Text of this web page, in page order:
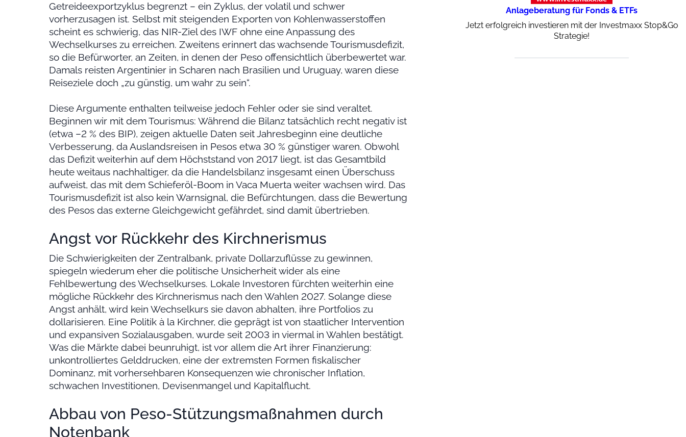
Getreideexportzyklus begrenzt – ein Zyklus, der volatil und schwer
vorherzusagen ist. Selbst mit steigenden Exporten von Kohlenwasserstoffen
scheint es schwierig, das NIR-Ziel des IWF ohne eine Anpassung des
Wechselkurses zu erreichen. Zweitens erinnert das wachsende Tourismusdefizit,
so die Befürworter, an Zeiten, in denen der Peso offensichtlich überbewertet war.
Damals reisten Argentinier in Scharen nach Brasilien und Uruguay, waren diese
Reiseziele doch „zu günstig, um wahr zu sein“.
Diese Argumente enthalten teilweise jedoch Fehler oder sie sind veraltet.
Beginnen wir mit dem Tourismus: Während die Bilanz tatsächlich recht negativ ist
(etwa –2 % des BIP), zeigen aktuelle Daten seit Jahresbeginn eine deutliche
Verbesserung, da Auslandsreisen in Pesos etwa 30 % günstiger waren. Obwohl
das Defizit weiterhin auf dem Höchststand von 2017 liegt, ist das Gesamtbild
heute weitaus nachhaltiger, da die Handelsbilanz insgesamt einen Überschuss
aufweist, das mit dem Schieferöl-Boom in Vaca Muerta weiter wachsen wird. Das
Tourismusdefizit ist also kein Warnsignal, die Befürchtungen, dass die Bewertung
des Pesos das externe Gleichgewicht gefährdet, sind damit übertrieben.
Angst vor Rückkehr des Kirchnerismus
Die Schwierigkeiten der Zentralbank, private Dollarzuflüsse zu gewinnen,
spiegeln wiederum eher die politische Unsicherheit wider als eine
Fehlbewertung des Wechselkurses. Lokale Investoren fürchten weiterhin eine
mögliche Rückkehr des Kirchnerismus nach den Wahlen 2027. Solange diese
Angst anhält, wird kein Wechselkurs sie davon abhalten, ihre Portfolios zu
dollarisieren. Eine Politik à la Kirchner, die geprägt ist von staatlicher Intervention
und expansiven Sozialausgaben, wurde seit 2003 in viermal in Wahlen bestätigt.
Was die Märkte dabei beunruhigt, ist vor allem die Art ihrer Finanzierung:
unkontrolliertes Gelddrucken, eine der extremsten Formen fiskalischer
Dominanz, mit vorhersehbaren Konsequenzen wie chronischer Inflation,
schwachen Investitionen, Devisenmangel und Kapitalflucht.
Abbau von Peso-Stützungsmaßnahmen durch
Notenbank
Anlageberatung für Fonds & ETFs
Jetzt erfolgreich investieren mit der Investmaxx Stop&Go
Strategie!